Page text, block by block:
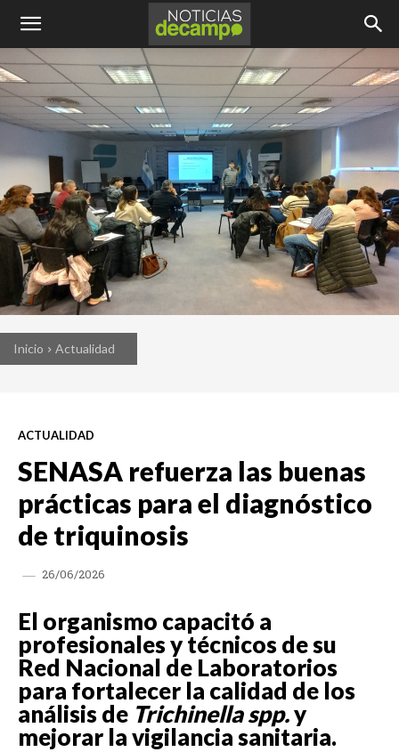
Inicio Actualidad
ACTUALIDAD
SENASA refuerza las buenas
prácticas para el diagnóstico
de triquinosis
26/06/2026
El organismo capacitó a
profesionales y técnicos de su
Red Nacional de Laboratorios
para fortalecer la calidad de los
análisis de Trichinella spp.y
mejorar la vigilancia sanitaria.